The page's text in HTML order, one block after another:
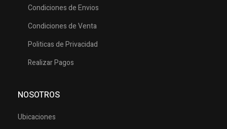
Condiciones de Envios
Condiciones de Venta
Politicas de Privacidad
Realizar Pagos
NOSOTROS
Ubicaciones